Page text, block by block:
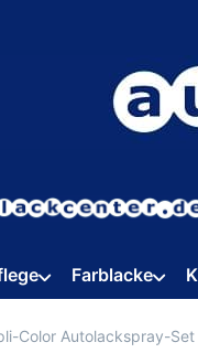
Farblacke
Color Autolackspray-